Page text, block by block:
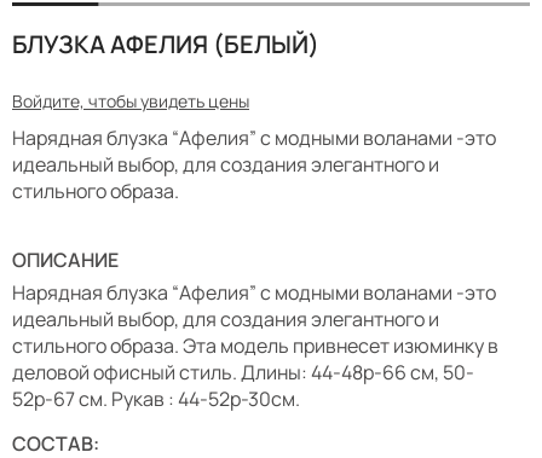
БЛУЗКА АФЕЛИЯ (БЕЛЫЙ)
Войдите, чтобы увидеть цены
Нарядная блузка “Афелия” с модными воланами -это
идеальный выбор, для создания элегантного и
стильного образа.
ОПИСАНИЕ
Нарядная блузка “Афелия” с модными воланами -это
идеальный выбор, для создания элегантного и
стильного образа. Эта модель привнесет изюминку в
деловой офисный стиль. Длины: 44-48р-66 см, 50-
52р-67 см. Рукав : 44-52р-30см.
СОСТАВ: